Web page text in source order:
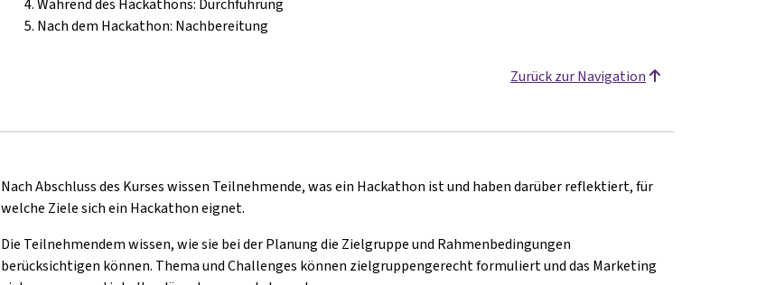
Nach dem Hackathon: Nachbereitung
Zurück zur Navigation
Nach Abschluss des Kurses wissen Teilnehmende, was ein Hackathon ist und haben darüber reflektiert, für
welche Ziele sich ein Hackathon eignet.
Die Teilnehmendem wissen, wie sie bei der Planung die Zielgruppe und Rahmenbedingungen
berücksichtigen können. Thema und Challenges können zielgruppengerecht formuliert und das Marketing